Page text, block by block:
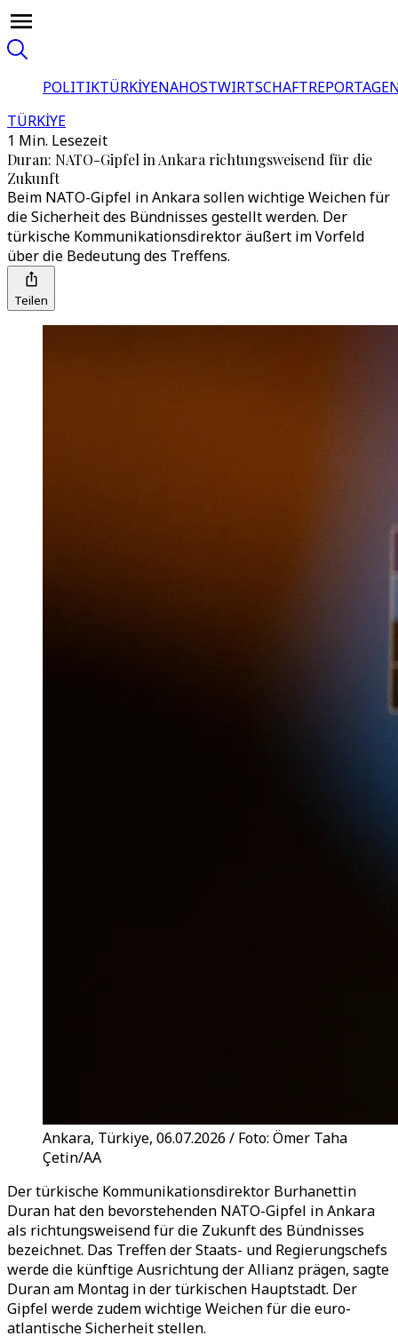
POLITIKTÜRKİYENAHOSTWIRTSCHAFT
TÜRKİYE
1 Min. Lesezeit
Duran: NATO-Gipfel in Ankara richtungsweisend für die
Zukunft
Beim NATO-Gipfel in Ankara sollen wichtige Weichen für
die Sicherheit des Bündnisses gestellt werden. Der
türkische Kommunikationsdirektor äußert im Vorfeld
über die Bedeutung des Treffens.
Teilen
Ankara, Türkiye, 06.07.2026 / Foto: Ömer Taha
Çetin/AA
Der türkische Kommunikationsdirektor Burhanettin
Duran hat den bevorstehenden NATO-Gipfel in Ankara
als richtungsweisend für die Zukunft des Bündnisses
bezeichnet. Das Treffen der Staats- und Regierungschefs
werde die künftige Ausrichtung der Allianz prägen, sagte
Duran am Montag in der türkischen Hauptstadt. Der
Gipfel werde zudem wichtige Weichen für die euro-
atlantische Sicherheit stellen.